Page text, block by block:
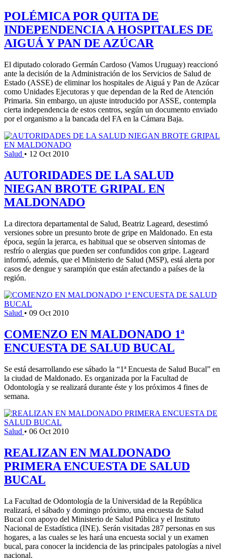
POLÉMICA POR QUITA DE
INDEPENDENCIA A HOSPITALES DE
AIGUÁ Y PAN DE AZÚCAR
El diputado colorado Germán Cardoso (Vamos Uruguay) reaccionó
ante la decisión de la Administración de los Servicios de Salud de
Estado (ASSE) de eliminar los hospitales de Aiguá y Pan de Azúcar
como Unidades Ejecutoras y que dependan de la Red de Atención
Primaria. Sin embargo, un ajuste introducido por ASSE, contempla
cierta independencia de estos centros, según un documento enviado
por el organismo a la bancada del FA en la Cámara Baja.
Salud • 12 Oct 2010
AUTORIDADES DE LA SALUD
NIEGAN BROTE GRIPAL EN
MALDONADO
La directora departamental de Salud, Beatriz Lageard, desestimó
versiones sobre un presunto brote de gripe en Maldonado. En esta
época, según la jerarca, es habitual que se observen síntomas de
resfrío o alergias que pueden ser confundidos con gripe. Lageard
informó, además, que el Ministerio de Salud (MSP), está alerta por
casos de dengue y sarampión que están afectando a países de la
región.
Salud • 09 Oct 2010
COMENZO EN MALDONADO 1ª
ENCUESTA DE SALUD BUCAL
Se está desarrollando ese sábado la “1ª Encuesta de Salud Bucal” en
la ciudad de Maldonado. Es organizada por la Facultad de
Odontología y se realizará durante éste y los próximos 4 fines de
semana.
Salud • 06 Oct 2010
REALIZAN EN MALDONADO
PRIMERA ENCUESTA DE SALUD
BUCAL
La Facultad de Odontología de la Universidad de la República
realizará, el sábado y domingo próximo, una encuesta de Salud
Bucal con apoyo del Ministerio de Salud Pública y el Instituto
Nacional de Estadística (INE). Serán visitadas 287 personas en sus
hogares, a las cuales se les hará una encuesta social y un examen
bucal, para conocer la incidencia de las principales patologías a nivel
nacional.